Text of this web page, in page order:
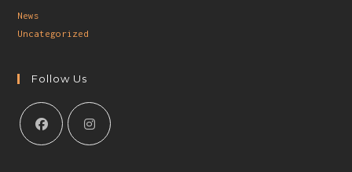
News
Uncategorized
Follow Us